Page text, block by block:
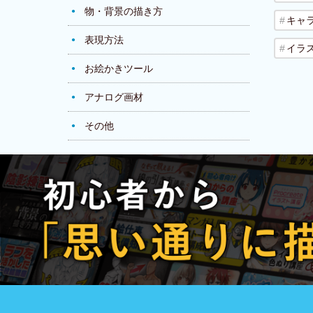
物・背景の描き方
表現方法
お絵かきツール
アナログ画材
その他
キャ
イラ